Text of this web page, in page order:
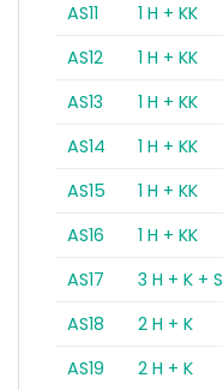
AS11
1 H + KK
AS12
1 H + KK
AS13
1 H + KK
AS14
1 H + KK
AS15
1 H + KK
AS16
1 H + KK
AS17
3 H + K + S
AS18
2 H + K
AS19
2 H + K